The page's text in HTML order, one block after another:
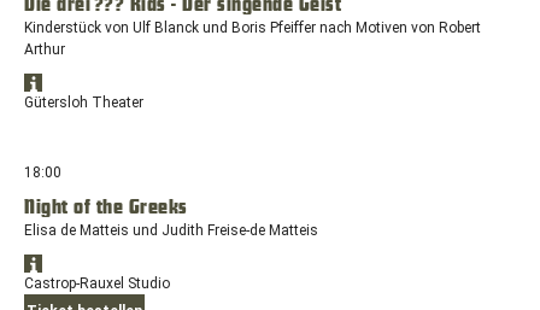
Standort:
Europaplatz,
Castrop-
Rauxel
Die drei ??? Kids - Der singende Geist
Kinderstück von Ulf Blanck und Boris Pfeiffer nach Motiven von Robert
Arthur
Standort
in
Öffnet
in
neuen
Fenster
mit
dem
Standort:
Gütersloh Theater
18:00
Night of the Greeks
Elisa de Matteis und Judith Freise-de Matteis
Standort
in
Google
Öffnet
Google
Castrop-Rauxel Studio